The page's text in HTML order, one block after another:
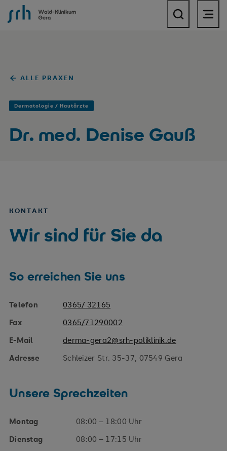
SRH Wald-Klinikum Gera
ALLE PRAXEN
Dermatologie / Hautärzte
Dr. med. Denise Gauß
KONTAKT
Wir sind für Sie da
So erreichen Sie uns
Telefon
0365/ 32165
Fax
0365/71290002
E-Mail
derma-gera2@srh-poliklinik.de
Adresse
Schleizer Str. 35-37, 07549 Gera
Unsere Sprechzeiten
Montag
08:00 – 18:00 Uhr
Dienstag
08:00 – 17:15 Uhr